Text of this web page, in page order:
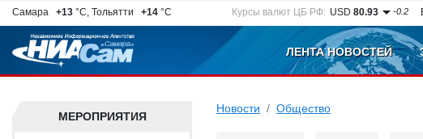
Самара +13 °C, Тольятти +14 °C Курсы валют ЦБ РФ: USD80.93 -0.2
ЛЕНТА НОВОСТЕЙ
МЕРОПРИЯТИЯ
Новости Общество